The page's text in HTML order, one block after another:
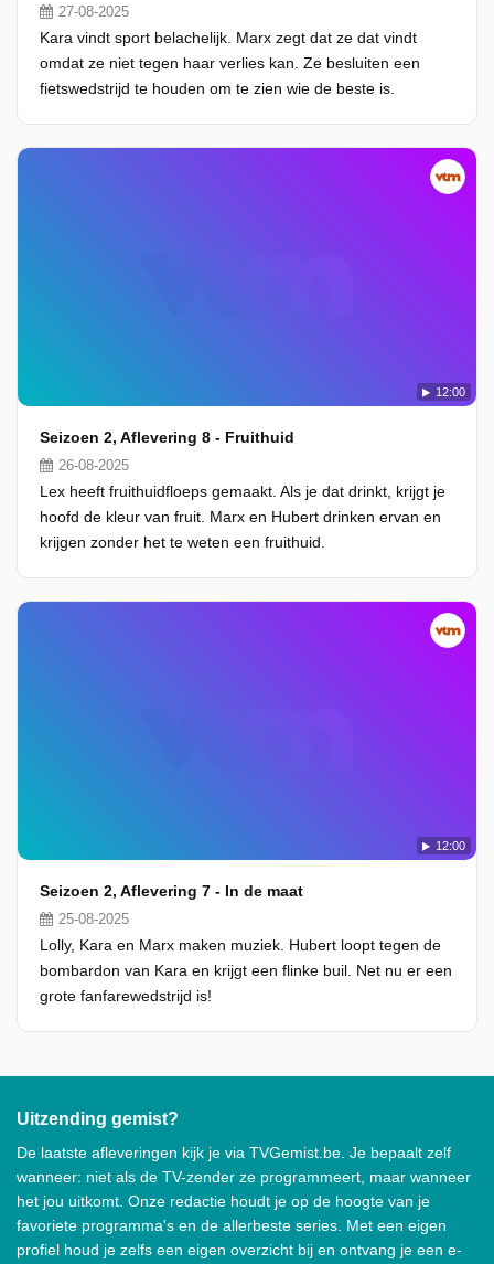
27-08-2025
Kara vindt sport belachelijk. Marx zegt dat ze dat vindt
omdat ze niet tegen haar verlies kan. Ze besluiten een
fietswedstrijd te houden om te zien wie de beste is.
12:00
Seizoen 2, Aflevering 8 - Fruithuid
26-08-2025
Lex heeft fruithuidfloeps gemaakt. Als je dat drinkt, krijgt je
hoofd de kleur van fruit. Marx en Hubert drinken ervan en
krijgen zonder het te weten een fruithuid.
12:00
Seizoen 2, Aflevering 7 - In de maat
25-08-2025
Lolly, Kara en Marx maken muziek. Hubert loopt tegen de
bombardon van Kara en krijgt een flinke buil. Net nu er een
grote fanfarewedstrijd is!
Uitzending gemist?
De laatste afleveringen kijk je via TVGemist.be. Je bepaalt zelf
wanneer: niet als de TV-zender ze programmeert, maar wanneer
het jou uitkomt. Onze redactie houdt je op de hoogte van je
favoriete programma's en de allerbeste series. Met een eigen
profiel houd je zelfs een eigen overzicht bij en ontvang je een e-